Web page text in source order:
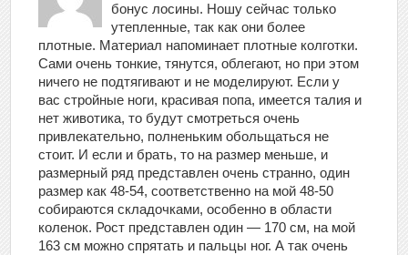
бонус лосины. Ношу сейчас только
утепленные, так как они более
плотные. Материал напоминает плотные колготки.
Сами очень тонкие, тянутся, облегают, но при этом
ничего не подтягивают и не моделируют. Если у
вас стройные ноги, красивая попа, имеется талия и
нет животика, то будут смотреться очень
привлекательно, полненьким обольщаться не
стоит. И если и брать, то на размер меньше, и
размерный ряд представлен очень странно, один
размер как 48-54, соответственно на мой 48-50
собираются складочками, особенно в области
коленок. Рост представлен один — 170 см, на мой
163 см можно спрятать и пальцы ног. А так очень